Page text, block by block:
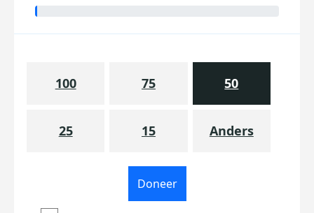
100 75 50
25 15 Anders
Doneer